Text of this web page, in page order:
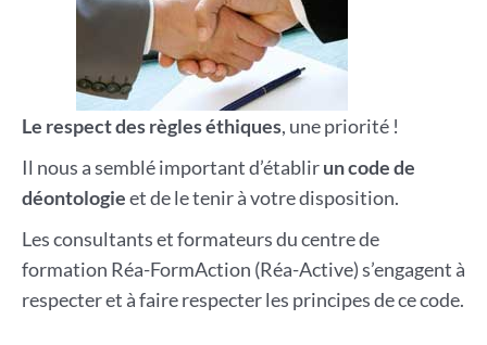
Le respect des règles éthiques, une priorité !
Il nous a semblé important d’établirun code de
déontologieet de le tenir à votre disposition.
Les consultants et formateurs du centre de
formation Réa-FormAction (Réa-Active) s’engagent à
respecter et à faire respecter les principes de ce code.